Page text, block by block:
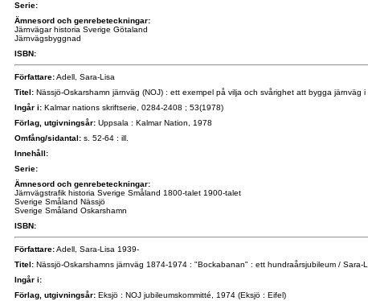
Serie:
Ämnesord och genrebeteckningar:
Järnvägar historia Sverige Götaland
Järnvägsbyggnad
ISBN:
Författare:Adell, Sara-Lisa
Titel: Nässjö-Oskarshamn järnväg (NOJ) : ett exempel på vilja och svårighet att bygga järnväg
Ingår i: Kalmar nations skriftserie, 0284-2408 ; 53(1978)
Förlag, utgivningsår: Uppsala : Kalmar Nation, 1978
Omfång/sidantal: s. 52-64 : ill.
Innehåll:
Serie:
Ämnesord och genrebeteckningar:
Järnvägstrafik historia Sverige Småland 1800-talet 1900-talet
Sverige Småland Nässjö
Sverige Småland Oskarshamn
ISBN:
Författare:Adell, Sara-Lisa 1939-
Titel: Nässjö-Oskarshamns järnväg 1874-1974 : "Bockabanan" : ett hundraårsjubileum / Sara-
Ingår i:
Förlag, utgivningsår: Eksjö : NOJ jubileumskommitté, 1974 (Eksjö : Eifel)